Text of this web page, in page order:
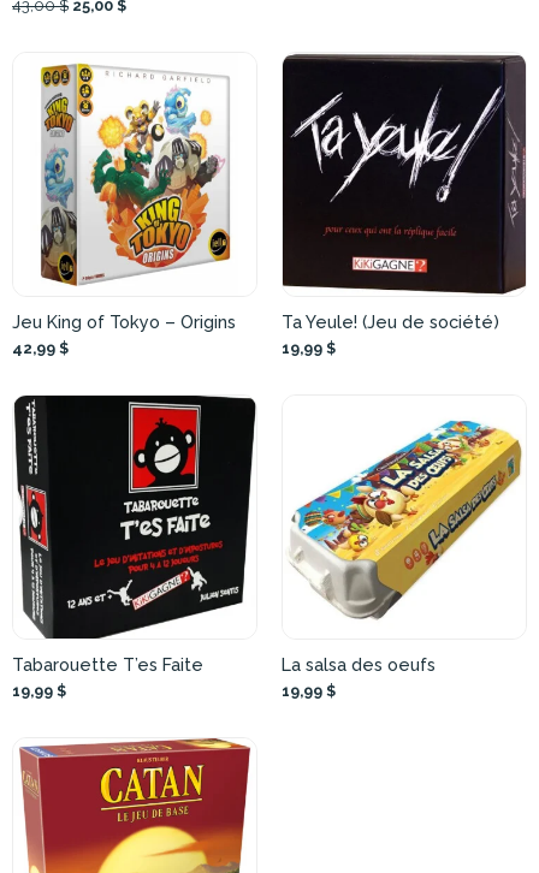
43,00 $ 25,00 $
Jeu King of Tokyo – Origins
42,99 $
Ta Yeule! (Jeu de société)
19,99 $
Tabarouette T’es Faite
19,99 $
La salsa des oeufs
19,99 $